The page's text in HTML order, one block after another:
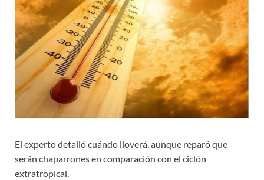
El experto detalló cuándo lloverá, aunque reparó que
serán chaparrones en comparación con el ciclón
extratropical.